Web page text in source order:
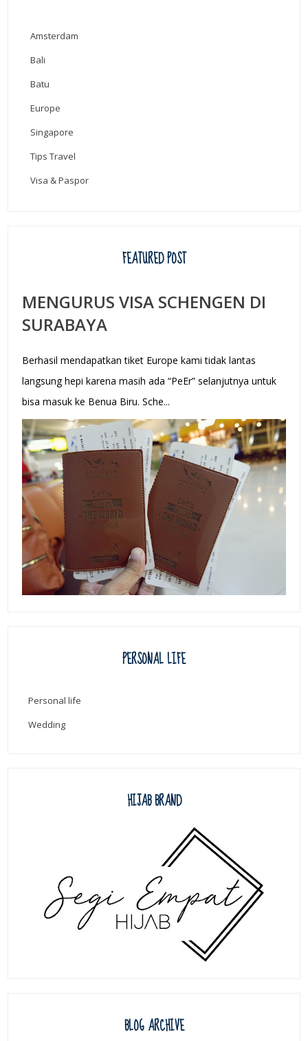
Amsterdam
Bali
Batu
Europe
Singapore
Tips Travel
Visa & Paspor
FEATURED POST
MENGURUS VISA SCHENGEN DI
SURABAYA
Berhasil mendapatkan tiket Europe kami tidak lantas
langsung hepi karena masih ada “PeEr” selanjutnya untuk
bisa masuk ke Benua Biru. Sche...
PERSONAL LIFE
Personal life
Wedding
HIJAB BRAND
BLOG ARCHIVE